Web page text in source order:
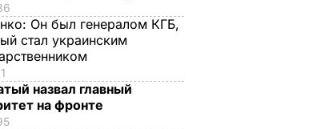
Он был генералом КГБ,
стал украинским
назвал главный
на фронте